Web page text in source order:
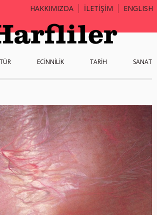
HAKKIMIZDA İLETİŞİM ENGLISH
ECİNNİLİK TARİH SANAT